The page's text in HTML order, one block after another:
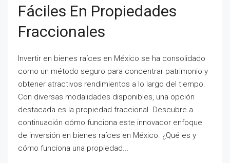
Fáciles En Propiedades
Fraccionales
Invertir en bienes raíces en México se ha consolidado
como un método seguro para concentrar patrimonio y
obtener atractivos rendimientos a lo largo del tiempo.
Con diversas modalidades disponibles, una opción
destacada es la propiedad fraccional. Descubre a
continuación cómo funciona este innovador enfoque
de inversión en bienes raíces en México. ¿Qué es y
cómo funciona una propiedad...